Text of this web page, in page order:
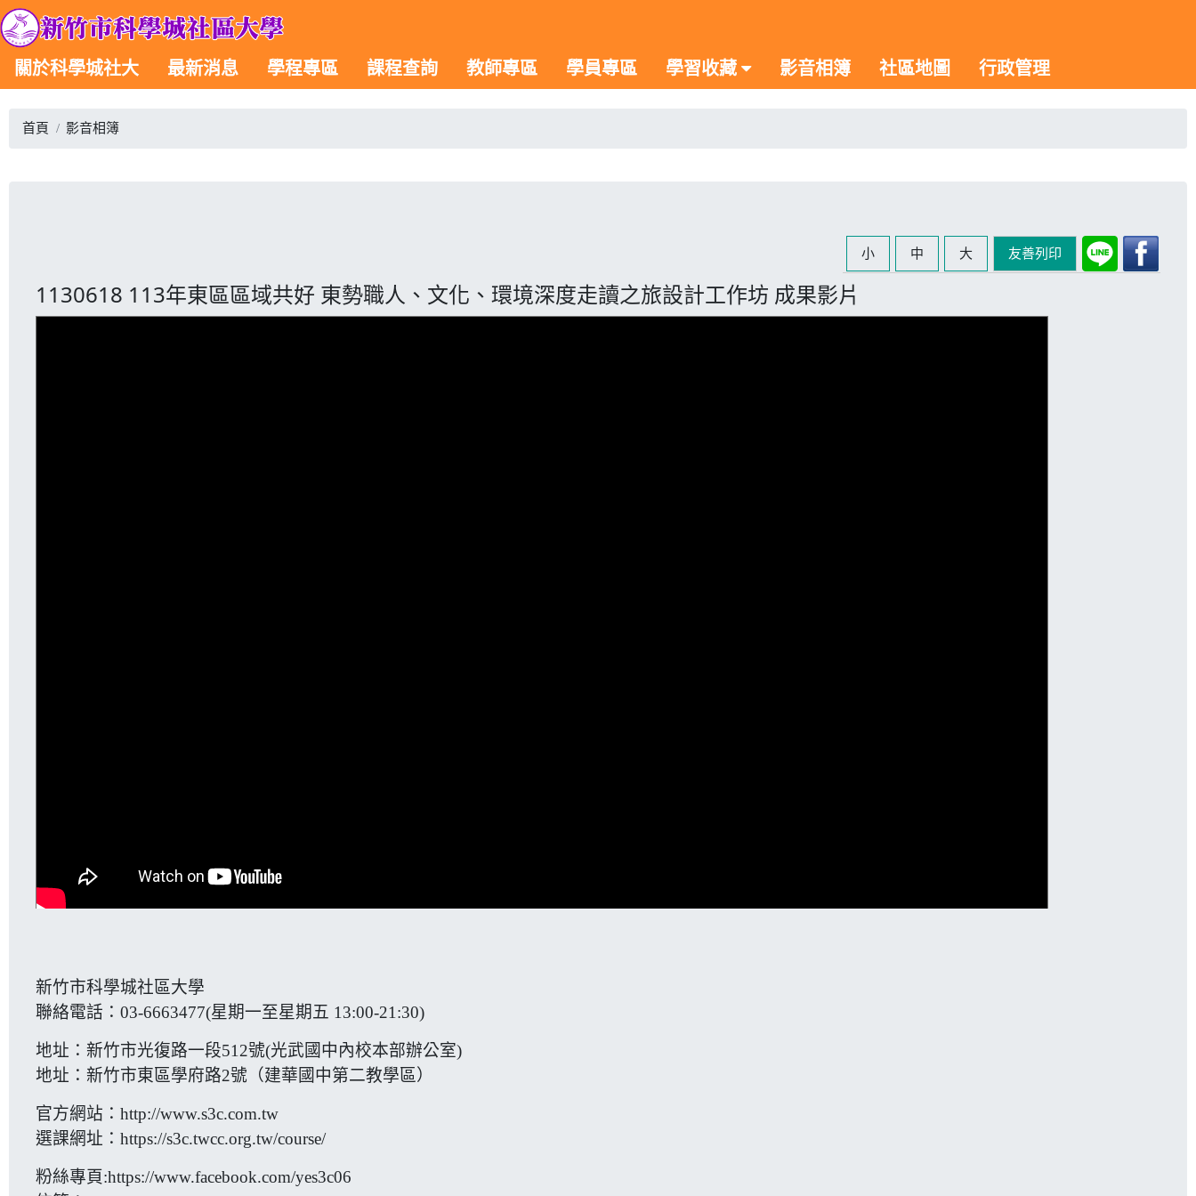
關於科學城社大 最新消息 學程專區 課程查詢 教師專區 學員專區 學習收藏 影音相簿 社區地圖 行政管理
首頁 影音相簿
小 中 大 友善列印
1130618 113年東區區域共好 東勢職人、文化、環境深度走讀之旅設計工作坊 成果影片
新竹市科學城社區大學
聯絡電話：03-6663477(星期一至星期五 13:00-21:30)
地址：新竹市光復路一段512號(光武國中內校本部辦公室)
地址：新竹市東區學府路2號（建華國中第二教學區）
官方網站： http://www.s3c.com.tw
選課網址： https://s3c.twcc.org.tw/course/
粉絲專頁:https://www.facebook.com/yes3c06